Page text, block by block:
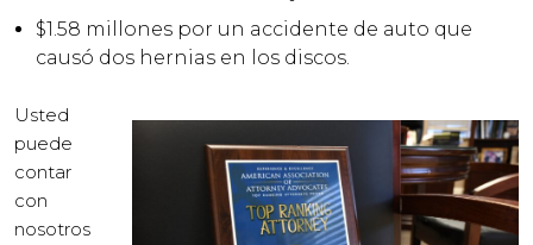
$1.58 millones por un accidente de auto que
causó dos hernias en los discos.
Usted
puede
contar
con
nosotros